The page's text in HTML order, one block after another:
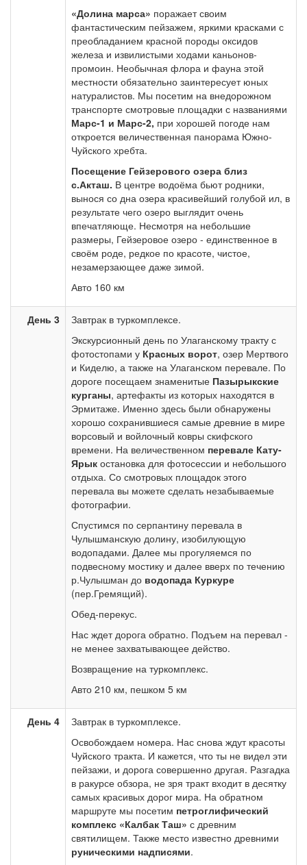
«Долина марса» поражает своим
фантастическим пейзажем, яркими красками с
преобладанием красной породы оксидов
железа и извилистыми ходами каньонов-
промоин. Необычная флора и фауна этой
местности обязательно заинтересует юных
натуралистов. Мы посетим на внедорожном
транспорте смотровые площадки с названиями
Марс-1 и Марс-2, при хорошей погоде нам
откроется величественная панорама Южно-
Чуйского хребта.
Посещение Гейзерового озера близ
с.Акташ. В центре водоёма бьют родники,
вынося со дна озера красивейший голубой ил, в
результате чего озеро выглядит очень
впечатляюще. Несмотря на небольшие
размеры, Гейзеровое озеро - единственное в
своём роде, редкое по красоте, чистое,
незамерзающее даже зимой.
Авто 160 км
День 3
Завтрак в туркомплексе.
Экскурсионный день по Улаганскому тракту с
фотостопами у Красных ворот, озер Мертвого
и Киделю, а также на Улаганском перевале. По
дороге посещаем знаменитые Пазырыкские
курганы, артефакты из которых находятся в
Эрмитаже. Именно здесь были обнаружены
хорошо сохранившиеся самые древние в мире
ворсовый и войлочный ковры скифского
времени. На величественном перевале Кату-
Ярык остановка для фотосессии и небольшого
отдыха. Со смотровых площадок этого
перевала вы можете сделать незабываемые
фотографии.
Спустимся по серпантину перевала в
Чулышманскую долину, изобилующую
водопадами. Далее мы прогуляемся по
подвесному мостику и далее вверх по течению
р.Чулышман до водопада Куркуре
(пер.Гремящий).
Обед-перекус.
Нас ждет дорога обратно. Подъем на перевал -
не менее захватывающее действо.
Возвращение на туркомплекс.
Авто 210 км, пешком 5 км
День 4
Завтрак в туркомплексе.
Освобождаем номера. Нас снова ждут красоты
Чуйского тракта. И кажется, что ты не видел эти
пейзажи, и дорога совершенно другая. Разгадка
в ракурсе обзора, не зря тракт входит в десятку
самых красивых дорог мира. На обратном
маршруте мы посетим петроглифический
комплекс «Калбак Таш» с древним
святилищем. Также место известно древними
руническими надписями.